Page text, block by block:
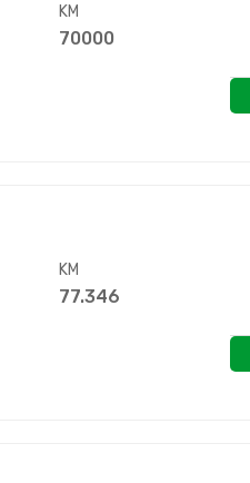
KM
70000
KM
77.346